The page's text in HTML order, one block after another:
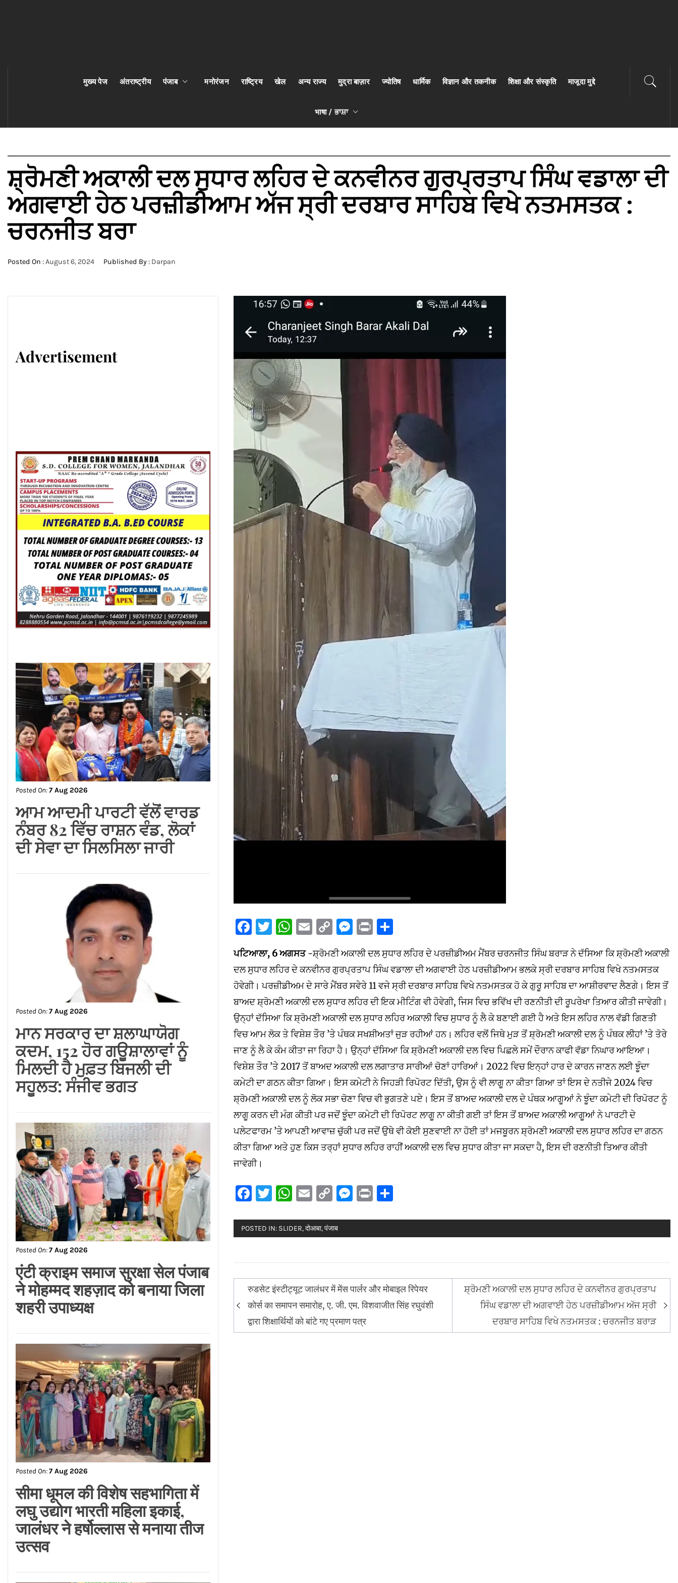
मुख्य पेज अंतराष्ट्रीय पंजाब मनोरंजन राष्ट्रिय खेल अन्य राज्य मुद्रा बाज़ार ज्योतिष धार्मिक विज्ञान और तकनीक शिक्षा और संस्कृति माजूदा मुद्दे
भाषा / ਭਾਸ਼ਾ
ਸ਼੍ਰੋਮਣੀ ਅਕਾਲੀ ਦਲ ਸੁਧਾਰ ਲਹਿਰ ਦੇ ਕਨਵੀਨਰ ਗੁਰਪ੍ਰਤਾਪ ਸਿੰਘ ਵਡਾਲਾ ਦੀ
ਅਗਵਾਈ ਹੇਠ ਪਰਜ਼ੀਡੀਆਮ ਅੱਜ ਸ੍ਰੀ ਦਰਬਾਰ ਸਾਹਿਬ ਵਿਖੇ ਨਤਮਸਤਕ :
ਚਰਨਜੀਤ ਬਰਾ
Posted On :August 6, 2024 Published By : Darpan
Facebook
Twitter
WhatsApp
Email
Copy
Link
Messenger
Print
ਪਟਿਆਲਾ, 6 ਅਗਸਤ-ਸ਼੍ਰੋਮਣੀ ਅਕਾਲੀ ਦਲ ਸੁਧਾਰ ਲਹਿਰ ਦੇ ਪਰਜ਼ੀਡੀਅਮ ਮੈਂਬਰ ਚਰਨਜੀਤ ਸਿੰਘ ਬਰਾੜ ਨੇ ਦੱਸਿਆ ਕਿ ਸ਼੍ਰੋਮਣੀ ਅਕਾਲੀ
ਦਲ ਸੁਧਾਰ ਲਹਿਰ ਦੇ ਕਨਵੀਨਰ ਗੁਰਪ੍ਰਤਾਪ ਸਿੰਘ ਵਡਾਲਾ ਦੀ ਅਗਵਾਈ ਹੇਠ ਪਰਜ਼ੀਡੀਆਮ ਭਲਕੇ ਸ੍ਰੀ ਦਰਬਾਰ ਸਾਹਿਬ ਵਿਖੇ ਨਤਮਸਤਕ
ਹੋਵੇਗੀ। ਪਰਜ਼ੀਡੀਅਮ ਦੇ ਸਾਰੇ ਮੈਂਬਰ ਸਵੇਰੇ 11 ਵਜੇ ਸ੍ਰੀ ਦਰਬਾਰ ਸਾਹਿਬ ਵਿਖੇ ਨਤਮਸਤਕ ਹੋ ਕੇ ਗੁਰੂ ਸਾਹਿਬ ਦਾ ਆਸ਼ੀਰਵਾਦ ਲੈਣਗੇ। ਇਸ ਤੋਂ
ਬਾਅਦ ਸ਼੍ਰੋਮਣੀ ਅਕਾਲੀ ਦਲ ਸੁਧਾਰ ਲਹਿਰ ਦੀ ਇਕ ਮੀਟਿੰਗ ਵੀ ਹੋਵੇਗੀ, ਜਿਸ ਵਿਚ ਭਵਿੱਖ ਦੀ ਰਣਨੀਤੀ ਦੀ ਰੂਪਰੇਖਾ ਤਿਆਰ ਕੀਤੀ ਜਾਵੇਗੀ।
ਉਨ੍ਹਾਂ ਦੱਸਿਆ ਕਿ ਸ਼੍ਰੋਮਣੀ ਅਕਾਲੀ ਦਲ ਸੁਧਾਰ ਲਹਿਰ ਅਕਾਲੀ ਵਿਚ ਸੁਧਾਰ ਨੂੰ ਲੈ ਕੇ ਬਣਾਈ ਗਈ ਹੈ ਅਤੇ ਇਸ ਲਹਿਰ ਨਾਲ ਵੱਡੀ ਗਿਣਤੀ
ਵਿਚ ਆਮ ਲੋਕ ਤੇ ਵਿਸ਼ੇਸ਼ ਤੌਰ ’ਤੇ ਪੰਥਕ ਸਖਸ਼ੀਅਤਾਂ ਜੁੜ ਰਹੀਆਂ ਹਨ। ਲਹਿਰ ਵਲੋਂ ਜਿਥੇ ਮੁੜ ਤੋਂ ਸ਼੍ਰੋਮਣੀ ਅਕਾਲੀ ਦਲ ਨੂੰ ਪੰਥਕ ਲੀਹਾਂ ’ਤੇ ਤੋਰੇ
ਜਾਣ ਨੂੰ ਲੈ ਕੇ ਕੰਮ ਕੀਤਾ ਜਾ ਰਿਹਾ ਹੈ। ਉਨ੍ਹਾਂ ਦੱਸਿਆ ਕਿ ਸ਼੍ਰੋਮਣੀ ਅਕਾਲੀ ਦਲ ਵਿਚ ਪਿਛਲੇ ਸਮੇਂ ਦੌਰਾਨ ਕਾਫੀ ਵੱਡਾ ਨਿਘਾਰ ਆਇਆ।
ਵਿਸ਼ੇਸ਼ ਤੌਰ ’ਤੇ 2017 ਤੋਂ ਬਾਅਦ ਅਕਾਲੀ ਦਲ ਲਗਾਤਾਰ ਸਾਰੀਆਂ ਚੋਣਾਂ ਹਾਰਿਆਂ। 2022 ਵਿਚ ਇਨ੍ਹਾਂ ਹਾਰ ਦੇ ਕਾਰਨ ਜਾਣਨ ਲਈ ਝੂੰਦਾ
ਕਮੇਟੀ ਦਾ ਗਠਨ ਕੀਤਾ ਗਿਆ। ਇਸ ਕਮੇਟੀ ਨੇ ਜਿਹੜੀ ਰਿਪੋਰਟ ਦਿੱਤੀ, ਉਸ ਨੂੰ ਵੀ ਲਾਗੂ ਨਾ ਕੀਤਾ ਗਿਆ ਤਾਂ ਇਸ ਦੇ ਨਤੀਜੇ 2024 ਵਿਚ
ਸ਼੍ਰੋਮਣੀ ਅਕਾਲੀ ਦਲ ਨੂੰ ਲੋਕ ਸਭਾ ਚੋਣਾ ਵਿਚ ਵੀ ਭੁਗਤਣੇ ਪਏ। ਇਸ ਤੋਂ ਬਾਅਦ ਅਕਾਲੀ ਦਲ ਦੇ ਪੰਥਕ ਆਗੂਆਂ ਨੇ ਝੂੰਦਾ ਕਮੇਟੀ ਦੀ ਰਿਪੋਰਟ ਨੂੰ
ਲਾਗੂ ਕਰਨ ਦੀ ਮੰਗ ਕੀਤੀ ਪਰ ਜਦੋਂ ਝੂੰਦਾ ਕਮੇਟੀ ਦੀ ਰਿਪੋਰਟ ਲਾਗੂ ਨਾ ਕੀਤੀ ਗਈ ਤਾਂ ਇਸ ਤੋਂ ਬਾਅਦ ਅਕਾਲੀ ਆਗੂਆਂ ਨੇ ਪਾਰਟੀ ਦੇ
ਪਲੇਟਫਾਰਮ ’ਤੇ ਆਪਣੀ ਆਵਾਜ਼ ਚੁੱਕੀ ਪਰ ਜਦੋਂ ਉਥੇ ਵੀ ਕੋਈ ਸੁਣਵਾਈ ਨਾ ਹੋਈ ਤਾਂ ਮਜਬੂਰਨ ਸ਼੍ਰੋਮਣੀ ਅਕਾਲੀ ਦਲ ਸੁਧਾਰ ਲਹਿਰ ਦਾ ਗਠਨ
ਕੀਤਾ ਗਿਆ ਅਤੇ ਹੁਣ ਕਿਸ ਤਰ੍ਹਾਂ ਸੁਧਾਰ ਲਹਿਰ ਰਾਹੀਂ ਅਕਾਲੀ ਦਲ ਵਿਚ ਸੁਧਾਰ ਕੀਤਾ ਜਾ ਸਕਦਾ ਹੈ, ਇਸ ਦੀ ਰਣਨੀਤੀ ਤਿਆਰ ਕੀਤੀ
ਜਾਵੇਗੀ।
Facebook
Twitter
WhatsApp
Email
CopyMessenger
Print
POSTED IN: SLIDER,दोआबा,पंजाब
Post
navigation
रुडसेट इंस्टीट्यूट जालंधर में मेंस पार्लर और मोबाइल रिपेयर
कोर्स का समापन समारोह, ए. जी. एम. विशवाजीत सिंह रघुवंशी
द्वारा शिक्षार्थियों को बांटे गए प्रमाण पत्र
ਸ਼੍ਰੋਮਣੀ ਅਕਾਲੀ ਦਲ ਸੁਧਾਰ ਲਹਿਰ ਦੇ ਕਨਵੀਨਰ ਗੁਰਪ੍ਰਤਾਪ
ਸਿੰਘ ਵਡਾਲਾ ਦੀ ਅਗਵਾਈ ਹੇਠ ਪਰਜ਼ੀਡੀਆਮ ਅੱਜ ਸ੍ਰੀ
ਦਰਬਾਰ ਸਾਹਿਬ ਵਿਖੇ ਨਤਮਸਤਕ : ਚਰਨਜੀਤ ਬਰਾੜ
Advertisement
Posted On:
ਆਮ ਆਦਮੀ ਪਾਰਟੀ ਵੱਲੋਂ ਵਾਰਡ
ਨੰਬਰ 82 ਵਿੱਚ ਰਾਸ਼ਨ ਵੰਡ, ਲੋਕਾਂ
ਦੀ ਸੇਵਾ ਦਾ ਸਿਲਸਿਲਾ ਜਾਰੀ
ਮਾਨ ਸਰਕਾਰ ਦਾ ਸ਼ਲਾਘਾਯੋਗ
ਕਦਮ, 152 ਹੋਰ ਗਊਸ਼ਾਲਾਵਾਂ ਨੂੰ
ਮਿਲਦੀ ਹੈ ਮੁਫ਼ਤ ਬਿਜਲੀ ਦੀ
ਸਹੂਲਤ: ਸੰਜੀਵ ਭਗਤ